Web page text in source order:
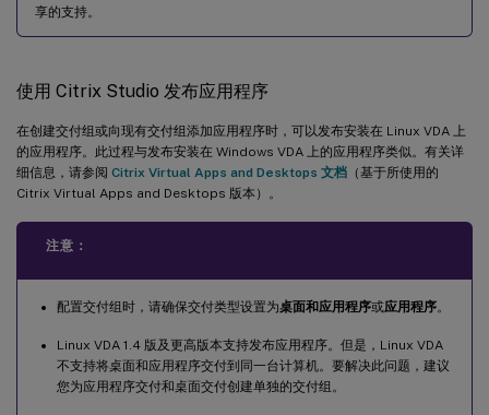
享的支持。
使用 Citrix Studio 发布应用程序
在创建交付组或向现有交付组添加应用程序时，可以发布安装在 Linux VDA 上
的应用程序。此过程与发布安装在 Windows VDA 上的应用程序类似。有关详
细信息，请参阅 Citrix Virtual Apps and Desktops 文档 （基于所使用的
Citrix Virtual Apps and Desktops 版本）。
注意：
配置交付组时，请确保交付类型设置为桌面和应用程序或应用程序。
Linux VDA 1.4 版及更高版本支持发布应用程序。但是，Linux VDA
不支持将桌面和应用程序交付到同一台计算机。要解决此问题，建议
您为应用程序交付和桌面交付创建单独的交付组。